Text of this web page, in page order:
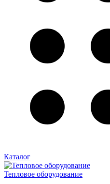
Каталог
Тепловое оборудование